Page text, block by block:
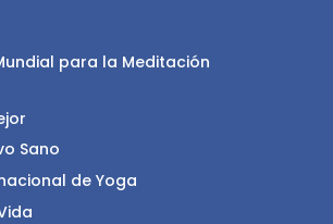
para la Meditación
Sano
de Yoga